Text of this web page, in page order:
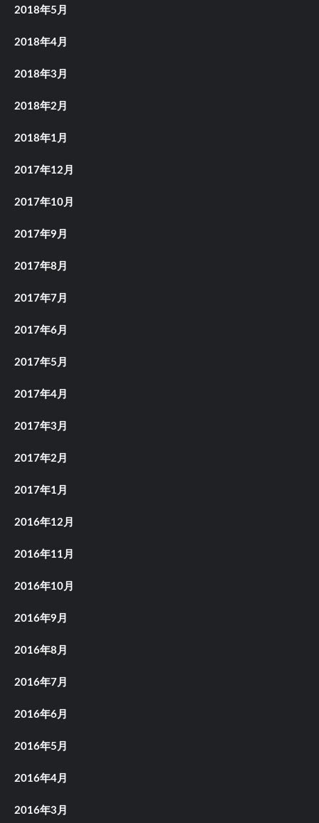
2018年5月
2018年4月
2018年3月
2018年2月
2018年1月
2017年12月
2017年10月
2017年9月
2017年8月
2017年7月
2017年6月
2017年5月
2017年4月
2017年3月
2017年2月
2017年1月
2016年12月
2016年11月
2016年10月
2016年9月
2016年8月
2016年7月
2016年6月
2016年5月
2016年4月
2016年3月